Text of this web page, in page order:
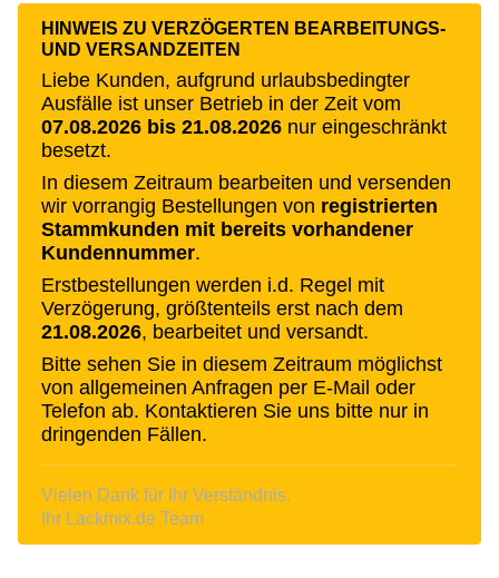
HINWEIS ZU VERZÖGERTEN BEARBEITUNGS-
UND VERSANDZEITEN
Liebe Kunden, aufgrund urlaubsbedingter
Ausfälle ist unser Betrieb in der Zeit vom
07.08.2026 bis 21.08.2026 nur eingeschränkt
besetzt.
In diesem Zeitraum bearbeiten und versenden
wir vorrangig Bestellungen von registrierten
Stammkunden mit bereits vorhandener
Kundennummer.
Erstbestellungen werden i.d. Regel mit
Verzögerung, größtenteils erst nach dem
21.08.2026, bearbeitet und versandt.
Bitte sehen Sie in diesem Zeitraum möglichst
von allgemeinen Anfragen per E-Mail oder
Telefon ab. Kontaktieren Sie uns bitte nur in
dringenden Fällen.
Vielen Dank für Ihr Verständnis.
Ihr Lackmix.de Team